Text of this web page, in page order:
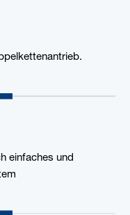
einfaches und